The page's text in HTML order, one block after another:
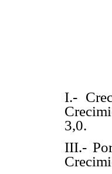
I.-
3,0.
III.-